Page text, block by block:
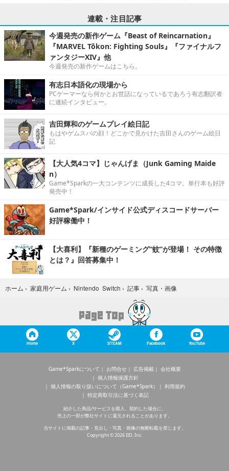
連載・注目記事
今週発売の新作ゲーム『Beast of Reincarnation』
『MARVEL Tōkon: Fighting Souls』『ファイナルフ
ァンタジーXIV』他
今週発売の新作ゲームはこちら。
有志日本語化の現場から
PCゲーマーなら何かとお世話になっているであろう有志翻訳者
に連続インタビュー。
吉田輝和のゲームプレイ絵日記
もはやゲムスパの顔！どこかで見かけた吉田さんのゲーム絵日
記
【大人気4コマ】じゃんげま（Junk Gaming Maide
n）
Game*Sparkの一大コンテンツに成長した4コマ。単行本も好評
発売中！
Game*Spark/インサイド公式ディスコードサーバー
好評稼働中！
【大喜利】『新種のゲーミング“蚊”が登場！ その特徴
とは？』回答募集中！
ホーム › 家庭用ゲーム › Nintendo Switch › 記事 › 写真・画像
Home X STEAM Facebook YouTube
Game*Sparkについて お問合せ 広告掲載
会社概要
個人情報保護方針
個人情報の取り扱いについて（Game*Spark）
利用規約
特定商取引法に基づく表記
紹介した商品/サービスを購入、契約した場合に、
売上の一部が弊社サイトに還元されることがあります。
当サイトに掲載の記事・見出し・写真・画像の無断転載を禁じます。
Copyright © 2026 IID, Inc.